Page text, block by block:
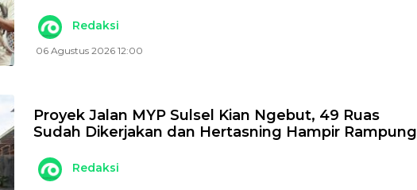
Redaksi
06 Agustus 2026 12:00
Proyek Jalan MYP Sulsel Kian Ngebut, 49 Ruas
Sudah Dikerjakan dan Hertasning Hampir Rampung
Redaksi